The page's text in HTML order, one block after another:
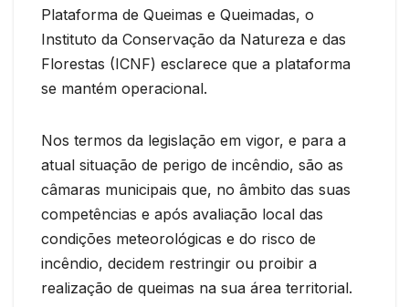
Plataforma de Queimas e Queimadas, o
Instituto da Conservação da Natureza e das
Florestas (ICNF) esclarece que a plataforma
se mantém operacional.
Nos termos da legislação em vigor, e para a
atual situação de perigo de incêndio, são as
câmaras municipais que, no âmbito das suas
competências e após avaliação local das
condições meteorológicas e do risco de
incêndio, decidem restringir ou proibir a
realização de queimas na sua área territorial.